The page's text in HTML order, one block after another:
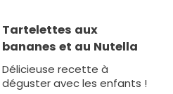
Tartelettes aux
bananes et au Nutella
Délicieuse recette à
déguster avec les enfants !